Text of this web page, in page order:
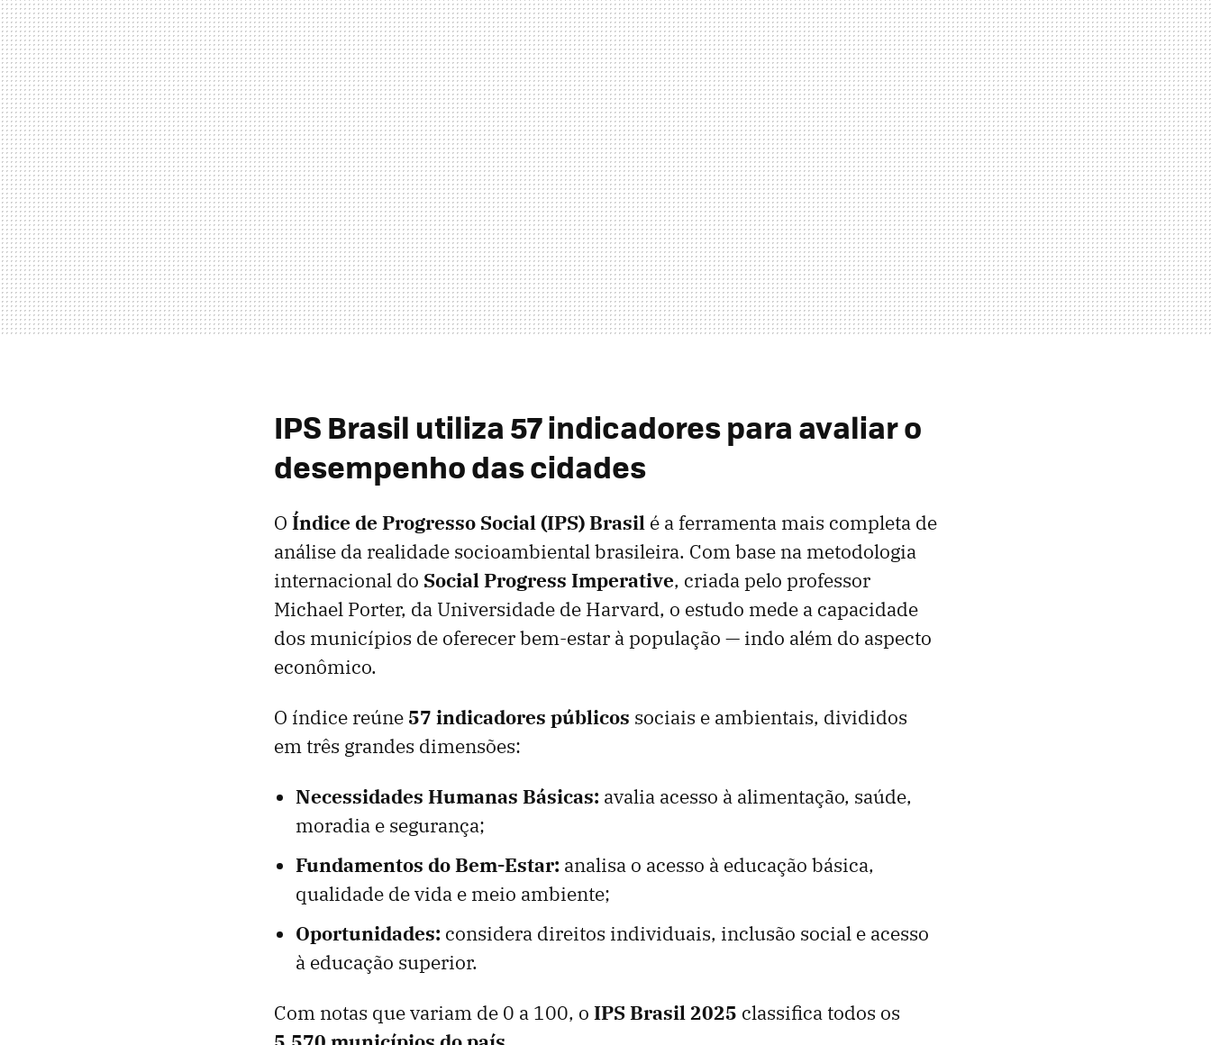
IPS Brasil utiliza 57 indicadores para avaliar o
desempenho das cidades
O Índice de Progresso Social (IPS) Brasil é a ferramenta mais completa de
análise da realidade socioambiental brasileira. Com base na metodologia
internacional do Social Progress Imperative, criada pelo professor
Michael Porter, da Universidade de Harvard, o estudo mede a capacidade
dos municípios de oferecer bem-estar à população — indo além do aspecto
econômico.
O índice reúne 57 indicadores públicos sociais e ambientais, divididos
em três grandes dimensões:
Necessidades Humanas Básicas: avalia acesso à alimentação, saúde,
moradia e segurança;
Fundamentos do Bem-Estar: analisa o acesso à educação básica,
qualidade de vida e meio ambiente;
Oportunidades: considera direitos individuais, inclusão social e acesso
à educação superior.
Com notas que variam de 0 a 100, o IPS Brasil 2025 classifica todos os